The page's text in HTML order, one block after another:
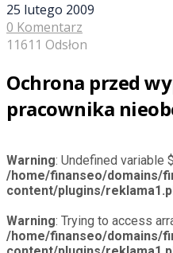
25 lutego 2009
0 Komentarz
11611 Odsłon
Ochrona przed
pracownika
Warning: Undefined variable
/home/finanseo/domains/
content/plugins/
Warning: Trying to access
/home/finanseo/domains/